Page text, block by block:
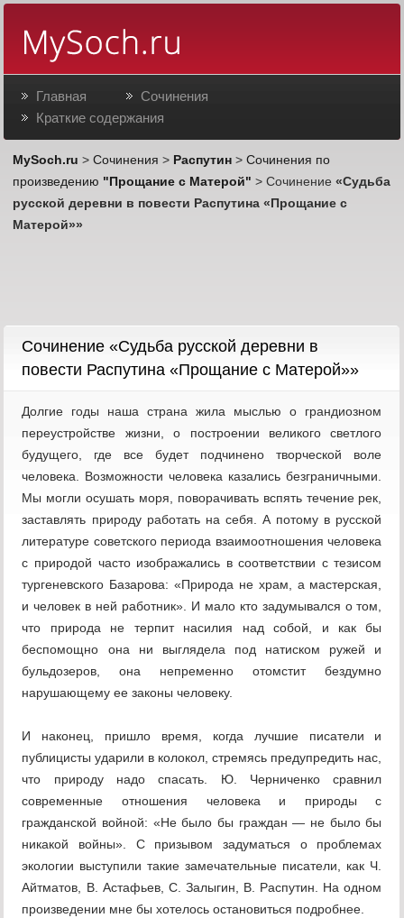
Главная
Сочинения
Краткие содержания
MySoch.ru >Сочинения > Распутин >Сочинения по
произведению "Прощание с Матерой" > Сочинение«Судьба
русской деревни в повести Распутина «Прощание с
Матерой»»
Cочинение «Судьба русской деревни в
повести Распутина «Прощание с Матерой»»
Долгие годы наша страна жила мыслью о грандиозном
переустройстве жизни, о построении великого светлого
будущего, где все будет подчинено творческой воле
человека. Возможности человека казались безграничными.
Мы могли осушать моря, поворачивать вспять течение рек,
заставлять природу работать на себя. А потому в русской
литературе советского периода взаимоотношения человека
с природой часто изображались в соответствии с тезисом
тургеневского Базарова: «Природа не храм, а мастерская,
и человек в ней работник». И мало кто задумывался о том,
что природа не терпит насилия над собой, и как бы
беспомощно она ни выглядела под натиском ружей и
бульдозеров, она непременно отомстит бездумно
нарушающему ее законы человеку.
И наконец, пришло время, когда лучшие писатели и
публицисты ударили в колокол, стремясь предупредить нас,
что природу надо спасать. Ю. Черниченко сравнил
современные отношения человека и природы с
гражданской войной: «Не было бы граждан — не было бы
никакой войны». С призывом задуматься о проблемах
экологии выступили такие замечательные писатели, как Ч.
Айтматов, В. Астафьев, С. Залыгин, В. Распутин. На одном
произведении мне бы хотелось остановиться подробнее.